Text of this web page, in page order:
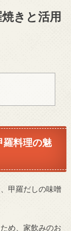
きと活用
羅料理の魅
甲羅だしの味噌
め、家飲みのお